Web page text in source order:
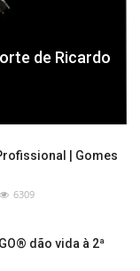
de Ricardo
| Gomes
6309
dão vida à 2ª